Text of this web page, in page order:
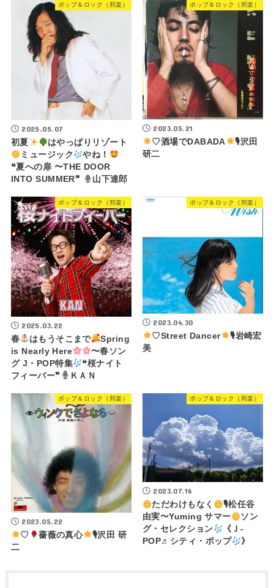
ポップ＆ロック（邦楽）
2025.05.07
初夏
はやっぱりリゾート
ミュージック
やね！
❝夏への扉 〜THE DOOR
INTO SUMMER❞
山下達郎
ポップ＆ロック（邦楽）
2023.05.21
♡酒場でDABADA
🎙沢田
研二
ポップ＆ロック（邦楽）
2025.03.22
春
はもうそこまで
Spring
is Nearly Here
〜春ソン
グ J・POP特集
❝桜ナイト
フィーバー❞
ＫＡＮ
ポップ＆ロック（邦楽）
2023.04.30
♡Street Dancer
🎙岩崎宏
美
ポップ＆ロック（邦楽）
2023.05.22
♡
薔薇の真心
🎙沢田 研
二
ポップ＆ロック（邦楽）
2023.07.16
ただわけもなく
🎙松任谷
由実〜Yuming サマー
ソン
グ・セレクション
《Ｊ-
POP♬シティ・ポップ
》